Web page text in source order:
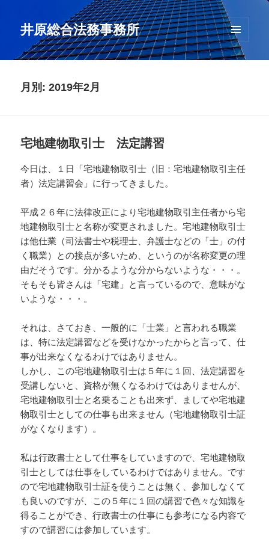
井原総合法務事務所
メニュ
ーとウ
月別: 2019年2月
宅地建物取引士 法定講習
今日は、１日「宅地建物取引士（旧：宅地建物取引主任
者）法定講習会」に行ってきました。
平成２６年に法律改正により宅地建物取引主任者から宅
地建物取引士と名称が変更されました。宅地建物取引士
は他仕業（司法書士や税理士、弁護士などの「士」の付
く職業）との接点が多いため、というのが名称変更の理
由だそうです。分かるような分からないような・・・。
そもそも皆さんは「宅建」と言っているので、意味がな
いような・・・。
それは、さておき、一般的に「士業」と言われる職業
は、特に法定講習などを受けなかったからと言って、仕
事が出来なくなるわけではありません。
しかし、この宅地建物取引士は５年に１回、法定講習を
受講しないと、資格が無くなるわけではありませんが、
宅地建物取引士と名乗ることも出来ず、ましてや宅地建
物取引士としての仕事も出来ません（宅地建物取引士証
がなくなります）。
私は行政書士として仕事をしていますので、宅地建物取
引士としては仕事をしているわけではありません。です
ので宅地建物取引士証を使うことは無く、参加しなくて
も良いのですが、この５年に１回の講習で色々な知識を
得ることができ、行政書士の仕事にも参考になる内容で
すので講習には参加しています。